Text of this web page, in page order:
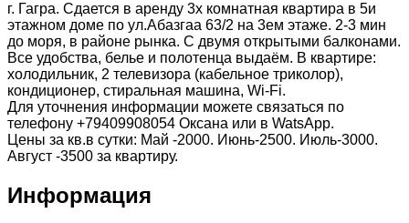
г. Гагра. Сдается в аренду 3х комнатная квартира в 5и
этажном доме по ул.Абазгаа 63/2 на 3ем этаже. 2-3 мин
до моря, в районе рынка. С двумя открытыми балконами.
Все удобства, белье и полотенца выдаём. В квартире:
холодильник, 2 телевизора (кабельное триколор),
кондиционер, стиральная машина, Wi-Fi.
Для уточнения информации можете связаться по
телефону +79409908054 Оксана или в WatsApp.
Цены за кв.в сутки: Май -2000. Июнь-2500. Июль-3000.
Август -3500 за квартиру.
Информация